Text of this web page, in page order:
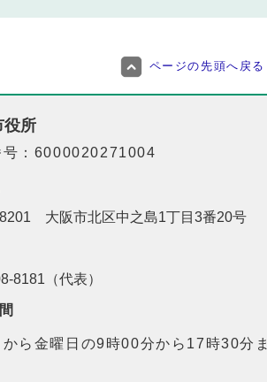
ページの先頭へ戻る
役所
号：6000020271004
大阪市北区中之島1丁目3番20号
8181（代表）
から金曜日の9時00分から17時30分ま